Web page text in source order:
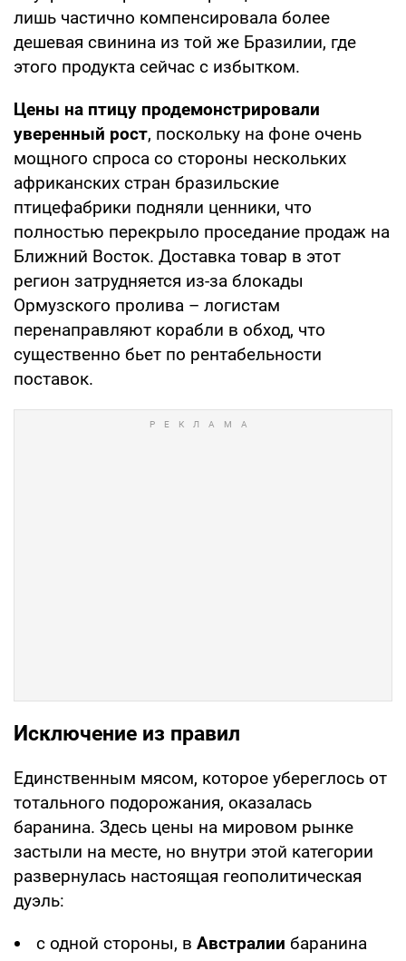
лишь частично компенсировала более
дешевая свинина из той же Бразилии, где
этого продукта сейчас с избытком.
Цены на птицу продемонстрировали
уверенный рост, поскольку на фоне очень
мощного спроса со стороны нескольких
африканских стран бразильские
птицефабрики подняли ценники, что
полностью перекрыло проседание продаж на
Ближний Восток. Доставка товар в этот
регион затрудняется из-за блокады
Ормузского пролива – логистам
перенаправляют корабли в обход, что
существенно бьет по рентабельности
поставок.
Исключение из правил
Единственным мясом, которое убереглось от
тотального подорожания, оказалась
баранина. Здесь цены на мировом рынке
застыли на месте, но внутри этой категории
развернулась настоящая геополитическая
дуэль:
с одной стороны, в Австралии баранина